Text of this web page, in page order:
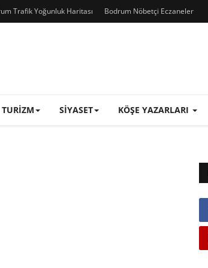
Trafik Yoğunluk Haritası Bodrum Nöbetçi Eczaneler
TURIZM SIYASET KÖŞE YAZARLARI